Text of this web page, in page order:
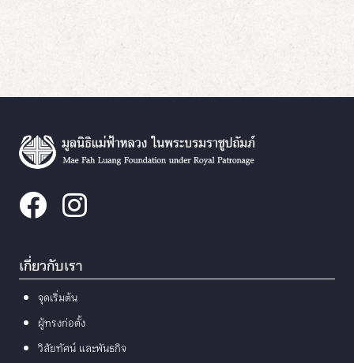
เกี่ยวกับเรา
จุดเริ่มต้น
ผู้ทรงก่อตั้ง
วิสัยทัศน์ และพันธกิจ